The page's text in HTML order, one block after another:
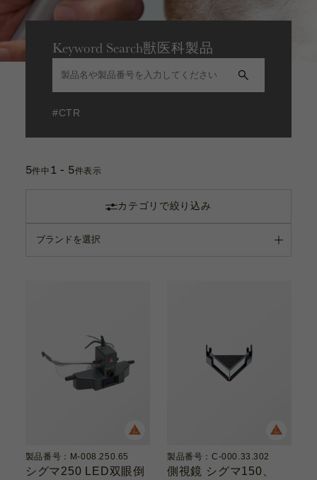
サポート動画
お問い合わせ
Contact
Catalogue
ヘッドライトとルーペ
パワーソース
エグザミネーションライト
眼科手術器具
洗浄関連器具
副木
Keyword Search獣医科製品
#CTR
5件中 1 - 5件表示
カテゴリで絞り込み
製品番号：M-008.250.65
シグマ250 LED双眼倒
製品番号：C-000.33.302
側視鏡 シグマ150、